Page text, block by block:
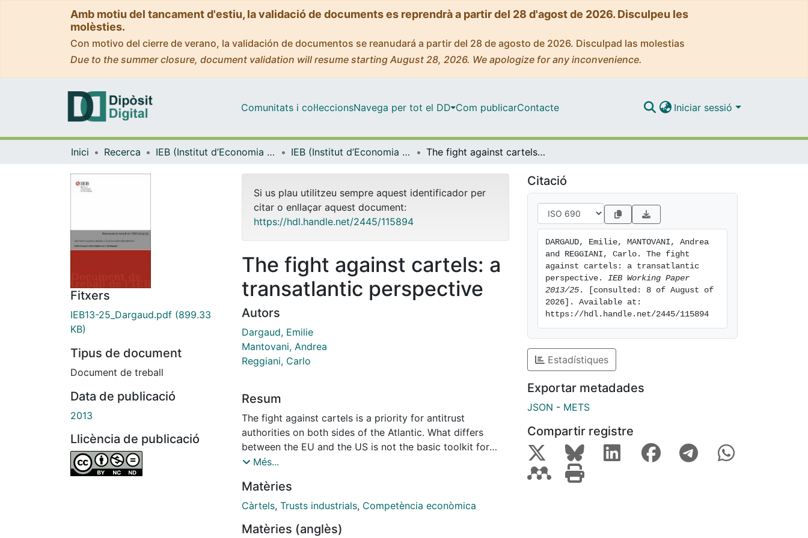
Amb motiu del tancament d'estiu, la validació de documents es reprendrà a partir del 28 d'agost de 2026. Disculpeu les
molèsties.
Con motivo del cierre de verano, la validación de documentos se reanudará a partir del 28 de agosto de 2026. Disculpad las molestias
Due to the summer closure, document validation will resume starting August 28, 2026. We apologize for any inconvenience.
Comunitats i col·leccionsNavega per tot el DD Com publicarContacte Iniciar sessió
Inici Recerca IEB (Institut d’Economia de Barcelona) IEB (Institut d’Economia de Barcelona) – Working Papers The fight against cartels: a transatlantic perspective
Fitxers
IEB13-25_Dargaud.pdf (899.33
KB)
Tipus de document
Document de treball
Data de publicació
2013
Llicència de publicació
Si us plau utilitzeu sempre aquest identificador per
citar o enllaçar aquest document:
https://hdl.handle.net/2445/115894
The fight against cartels: a
transatlantic perspective
Autors
Dargaud, Emilie
Mantovani, Andrea
Reggiani, Carlo
Resum
The fight against cartels is a priority for antitrust
authorities on both sides of the Atlantic. What differs
between the EU and the US is not the basic toolkit for
achieving deterrence, but to whom it is targeted. In the
instruments available to the Commission, while in the US
criminal sanctions are also widely employed. The aim of
on managerial firms when they collude. We consider a
Més...
Matèries
Càrtels, Trusts industrials, Competència econòmica
Matèries (anglès)
Citació
DARGAUD, Emilie, MANTOVANI, Andrea
and REGGIANI, Carlo. The fight
against cartels: a transatlantic
perspective. IEB Working Paper
2013/25 . [consulted: 8 of August of
2026]. Available at:
https://hdl.handle.net/2445/115894
Estadístiques
Exportar metadades
JSON - METS
Compartir registre